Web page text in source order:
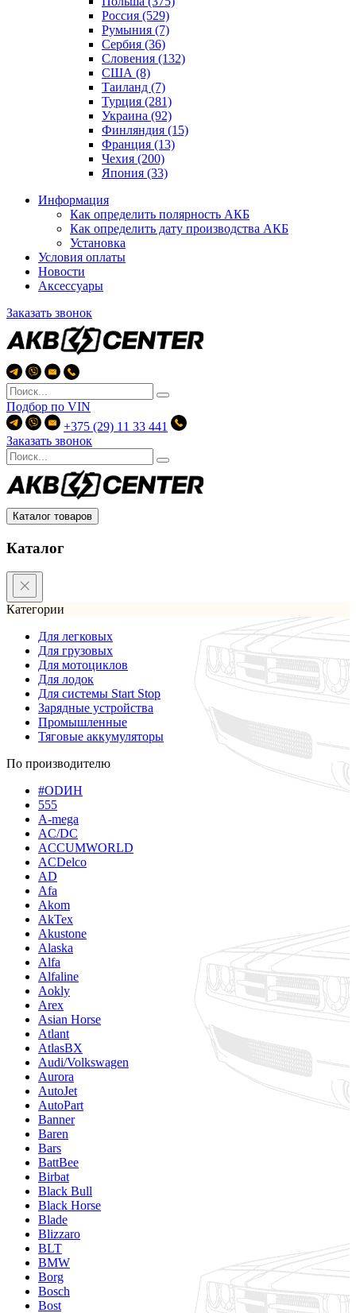
Россия (529)
Румыния (7)
Сербия (36)
Словения (132)
США (8)
Таиланд (7)
Турция (281)
Украина (92)
Финляндия (15)
Франция (13)
Чехия (200)
Япония (33)
Информация
Как определить полярность АКБ
Как определить дату производства АКБ
Установка
Условия оплаты
Новости
Аксессуары
Заказать звонок
Подбор по VIN
+375 (29) 11 33 441
Заказать звонок
Каталог товаров
Каталог
Категории
Для легковых
Для грузовых
Для мотоциклов
Для лодок
Для системы Start Stop
Зарядные устройства
Промышленные
Тяговые аккумуляторы
По производителю
#ODИН
555
A-mega
AC/DC
ACCUMWORLD
ACDelco
AD
Afa
Akom
AkTex
Akustone
Alaska
Alfa
Alfaline
Aokly
Arex
Asian Horse
Atlant
AtlasBX
Audi/Volkswagen
Aurora
AutoJet
AutoPart
Banner
Baren
Bars
BattBee
Birbat
Black Bull
Black Horse
Blade
Blizzaro
BLT
BMW
Borg
Bosch
Bost